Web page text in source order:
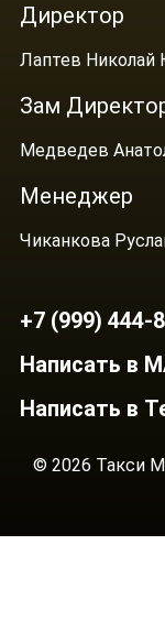
Директор
Лаптев Николай
Зам
Медведев
Менеджер
Чиканкова
+7 (999) 444-
Написать в
Написать в
© 2026 Такси